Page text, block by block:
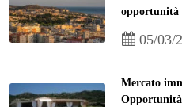
opportunità
05/03/
Mercato